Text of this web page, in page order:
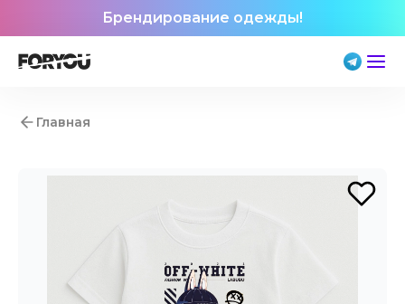
Брендирование одежды!
Главная